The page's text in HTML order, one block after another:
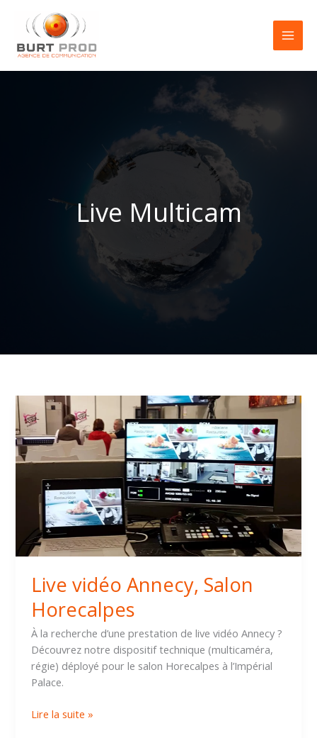
contenu
Live Multicam
Live vidéo Annecy, Salon
Horecalpes
À la recherche d’une prestation de live vidéo Annecy ?
Découvrez notre dispositif technique (multicaméra,
régie) déployé pour le salon Horecalpes à l’Impérial
Palace.
Live
vidéo
Annecy,
Salon
Horecalpes
Lire la suite »